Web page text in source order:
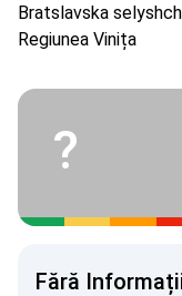
Bratslavska
Regiunea Vinița
?
Fără